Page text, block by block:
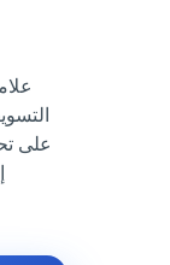
على